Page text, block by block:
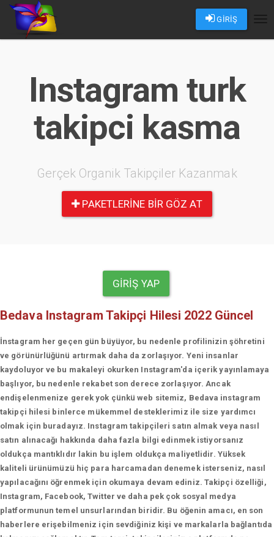
GİRİŞ
Instagram turk
takipci kasma
Gerçek Organik Takipçiler Kazanmak
PAKETLERINE BIR GÖZ AT
GIRIŞ YAP
Bedava Instagram Takipçi Hilesi 2022 Güncel
İnstagram her geçen gün büyüyor, bu nedenle profilinizin şöhretini
ve görünürlüğünü artırmak daha da zorlaşıyor. Yeni insanlar
kaydoluyor ve bu makaleyi okurken Instagram'da içerik yayınlamaya
başlıyor, bu nedenle rekabet son derece zorlaşıyor. Ancak
endişelenmenize gerek yok çünkü web sitemiz, Bedava instagram
takipçi hilesi binlerce mükemmel desteklerimiz ile size yardımcı
olmak için buradayız. Instagram takipçileri satın almak veya nasıl
satın alınacağı hakkında daha fazla bilgi edinmek istiyorsanız
oldukça mantıklıdır lakin bu işlem oldukça maliyetlidir. Yüksek
kaliteli ürünümüzü hiç para harcamadan denemek isterseniz, nasıl
yapılacağını öğrenmek için okumaya devam ediniz. Takipçi özelliği,
Instagram, Facebook, Twitter ve daha pek çok sosyal medya
platformunun temel unsurlarından biridir. Bu öğenin amacı, en son
haberlere erişebilmeniz için sevdiğiniz kişi ve markalarla bağlantıda